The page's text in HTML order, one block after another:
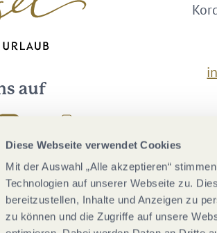
Diese Webseite verwendet Cookies
Mit der Auswahl „Alle akzeptieren“
Technologien auf unserer Webseite zu.
bereitzustellen, Inhalte und Anzeigen zu
zu können und die Zugriffe auf unsere
auf